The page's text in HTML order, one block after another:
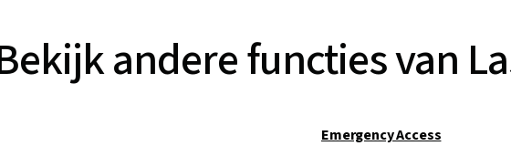
andere functies van
Emergency Access